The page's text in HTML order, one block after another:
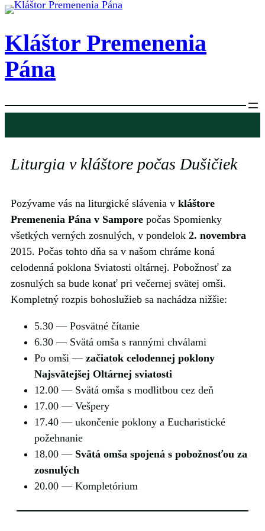
Prejsť
obsah
Kláštor Premenenia
Pána
Liturgia v kláštore počas Dušičiek
Pozývame vás na liturgické slávenia v kláštore
Premenenia Pána v Sampore počas Spomienky
všetkých verných zosnulých, v pondelok 2. novembra
2015. Počas tohto dňa sa v našom chráme koná
celodenná poklona Sviatosti oltárnej. Pobožnosť za
zosnulých sa bude konať pri večernej svätej omši.
Kompletný rozpis bohoslužieb sa nachádza nižšie:
5.30 — Posvätné čítanie
6.30 — Svätá omša s rannými chválami
Po omši — začiatok celodennej poklony
Najsvätejšej Oltárnej sviatosti
12.00 — Svätá omša s modlitbou cez deň
17.00 — Vešpery
17.40 — ukončenie poklony a Eucharistické
požehnanie
18.00 — Svätá omša spojená s pobožnosťou za
zosnulých
20.00 — Kompletórium